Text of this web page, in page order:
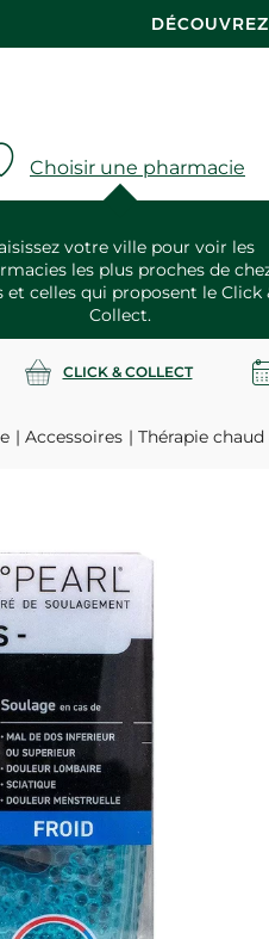
Choisir une pharmacie
votre ville pour voir les
les plus proches de
et celles qui proposent le Click
Collect.
NOS SERVICES
SANTÉ
CLICK & COLLECT
Accessoires Thérapie